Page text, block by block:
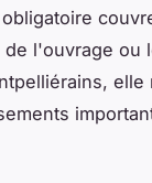
l'ouvrage ou